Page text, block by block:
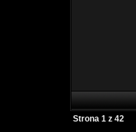
Strona 1 z 42